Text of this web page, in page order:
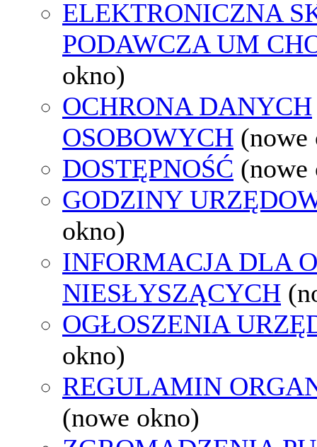
ELEKTRONICZNA
PODAWCZA UM
okno)
OCHRONA DANYCH
OSOBOWYCH (nowe
DOSTĘPNOŚĆ (nowe
GODZINY
okno)
INFORMACJA DLA
NIESŁYSZĄCYCH
OGŁOSZENIA
okno)
REGULAMIN
(nowe okno)